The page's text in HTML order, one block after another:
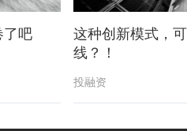
了吧
这种创新模式，
线？！
投融资